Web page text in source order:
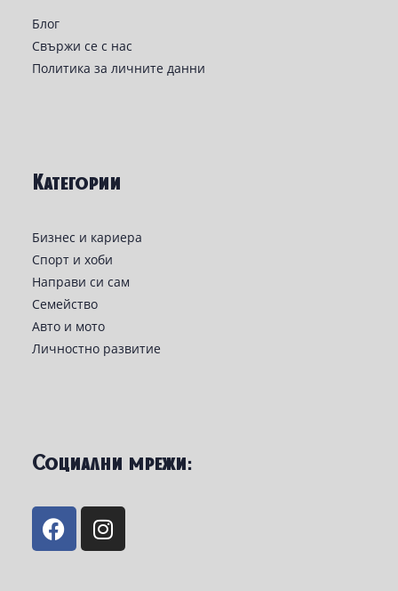
Блог
Свържи се с нас
Политика за личните данни
Категории
Бизнес и кариера
Спорт и хоби
Направи си сам
Семейство
Авто и мото
Личностно развитие
Социални мрежи: